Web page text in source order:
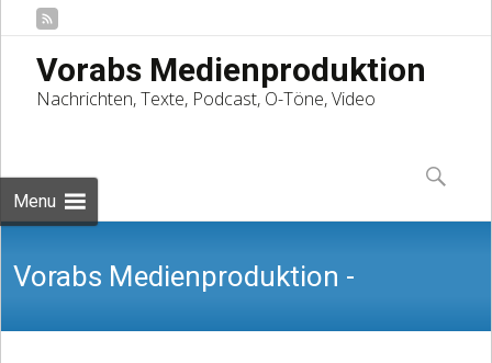
Vorabs Medienproduktion
Nachrichten, Texte, Podcast, O-Töne, Video
Menu
to
content
Suchen
nach:
Vorabs Medienproduktion -